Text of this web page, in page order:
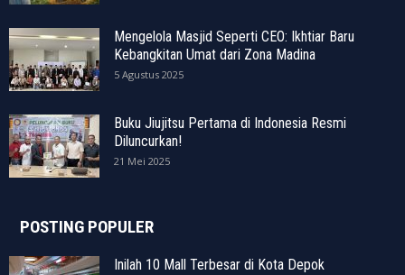
Mengelola Masjid Seperti CEO: Ikhtiar Baru
Kebangkitan Umat dari Zona Madina
5 Agustus 2025
Buku Jiujitsu Pertama di Indonesia Resmi
Diluncurkan!
21 Mei 2025
POSTING POPULER
Inilah 10 Mall Terbesar di Kota Depok